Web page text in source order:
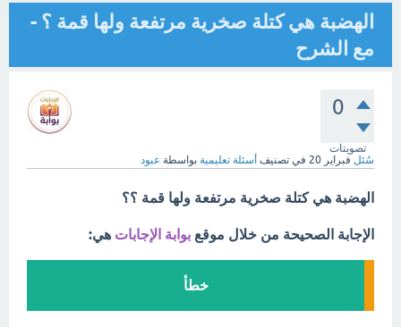
الهضبة هي كتلة صخرية مرتفعة ولها قمة ؟ -
مع الشرح
0
تصويتات
سُئل فبراير 20 في تصنيف أسئلة تعليمية بواسطة عبود
الهضبة هي كتلة صخرية مرتفعة ولها قمة ؟؟
الإجابة الصحيحة من خلال موقع بوابة الإجابات هي:
خطأ